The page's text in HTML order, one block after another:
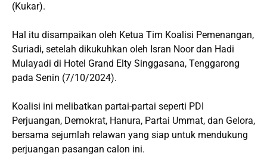
(Kukar).
Hal itu disampaikan oleh Ketua Tim Koalisi Pemenangan,
Suriadi, setelah dikukuhkan oleh Isran Noor dan Hadi
Mulayadi di Hotel Grand Elty Singgasana, Tenggarong
pada Senin (7/10/2024).
Koalisi ini melibatkan partai-partai seperti PDI
Perjuangan, Demokrat, Hanura, Partai Ummat, dan Gelora,
bersama sejumlah relawan yang siap untuk mendukung
perjuangan pasangan calon ini.